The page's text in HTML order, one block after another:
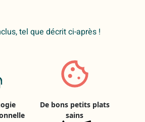
tel que décrit ci-après !
De bons petits plats
sains